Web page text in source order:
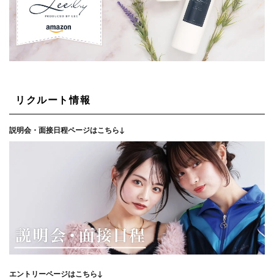
リクルート情報
説明会・面接日程ページはこちら↓
エントリーページはこちら↓